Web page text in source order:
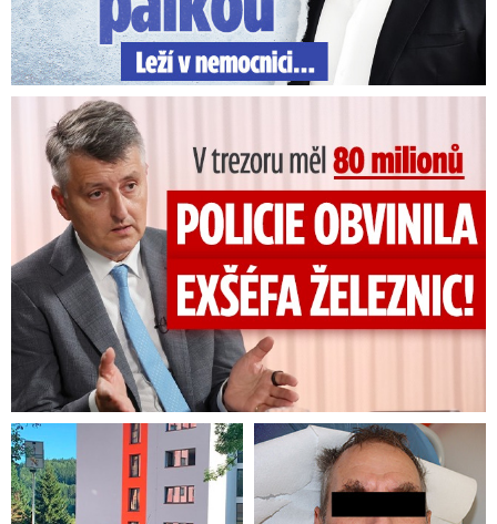
V trezoru měl 80 milionů: Policie obvinila exšéfa železnic!